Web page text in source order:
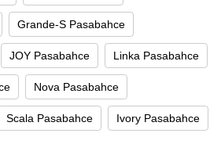
Grande-S Pasabahce
JOY Pasabahce Linka Pasabahce
Nova Pasabahce
Scala Pasabahce Ivory Pasabahce